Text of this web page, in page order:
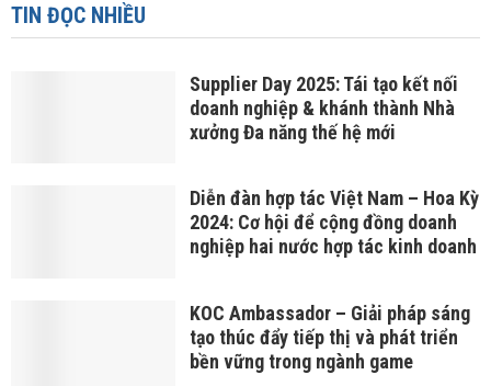
TIN ĐỌC NHIỀU
Supplier Day 2025: Tái tạo kết nối
doanh nghiệp & khánh thành Nhà
xưởng Đa năng thế hệ mới
Diễn đàn hợp tác Việt Nam – Hoa Kỳ
2024: Cơ hội để cộng đồng doanh
nghiệp hai nước hợp tác kinh doanh
KOC Ambassador – Giải pháp sáng
tạo thúc đẩy tiếp thị và phát triển
bền vững trong ngành game